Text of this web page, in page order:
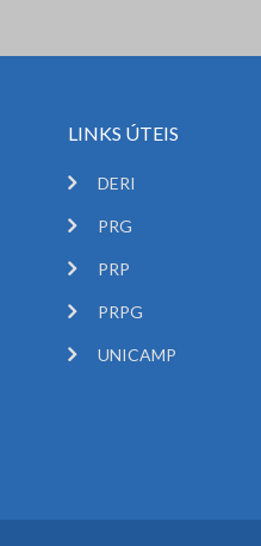
LINKS ÚTEIS
DERI
PRG
PRP
PRPG
UNICAMP